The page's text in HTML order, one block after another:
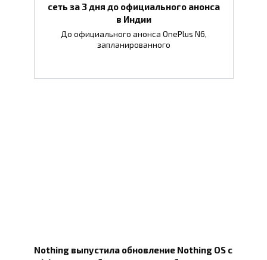
сеть за 3 дня до официального анонса
в Индии
До официального анонса OnePlus N6,
запланированного
Nothing выпустила обновление Nothing OS с